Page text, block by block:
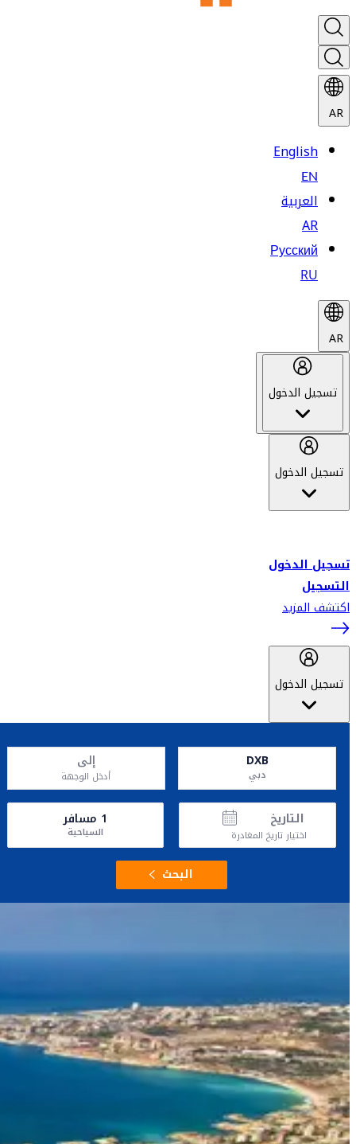
AR
English
EN
العربية
AR
Русский
RU
AR
تسجيل الدخول
تسجيل الدخول
تسجيل الدخول
التسجيل
اكتشف المزيد
تسجيل الدخول
DXB
دبي
إلى
أدخل الوجهة
التاريخ
اختيار تاريخ المغادرة
1 مسافر
السياحية
البحث